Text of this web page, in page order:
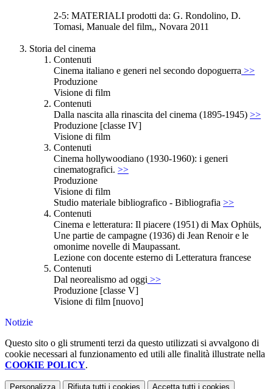
2-5: MATERIALI prodotti da: G. Rondolino, D.
Tomasi, Manuale del film,, Novara 2011
Storia del cinema
Contenuti
Cinema italiano e generi nel secondo dopoguerra >>
Produzione
Visione di film
Contenuti
Dalla nascita alla rinascita del cinema (1895-1945) >>
Produzione [classe IV]
Visione di film
Contenuti
Cinema hollywoodiano (1930-1960): i generi
cinematografici. >>
Produzione
Visione di film
Studio materiale bibliografico - Bibliografia >>
Contenuti
Cinema e letteratura: Il piacere (1951) di Max Ophüls,
Une partie de campagne (1936) di Jean Renoir e le
omonime novelle di Maupassant.
Lezione con docente esterno di Letteratura francese
Contenuti
Dal neorealismo ad oggi >>
Produzione [classe V]
Visione di film [nuovo]
Notizie
Questo sito o gli strumenti terzi da questo utilizzati si avvalgono di
cookie necessari al funzionamento ed utili alle finalità illustrate nella
COOKIE POLICY.
Personalizza Rifiuta tutti i cookies Accetta tutti i cookies